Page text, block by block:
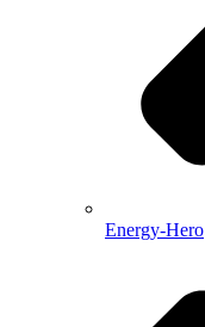
Energy-Hero